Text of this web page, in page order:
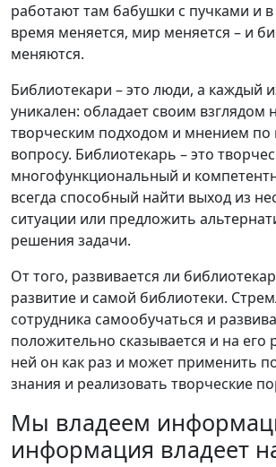
работают там бабушки с пучками и
время меняется, мир меняется – и
меняются.
Библиотекари – это люди, а каждый
уникален: обладает своим взглядом
творческим подходом и мнением по
вопросу. Библиотекарь – это
многофункциональный и
всегда способный найти выход из
ситуации или предложить
решения задачи.
От того, развивается ли
развитие и самой библиотеки.
сотрудника самообучаться и
положительно сказывается и на его
ней он как раз и может применить
знания и реализовать творческие
Мы владеем
информация владеет